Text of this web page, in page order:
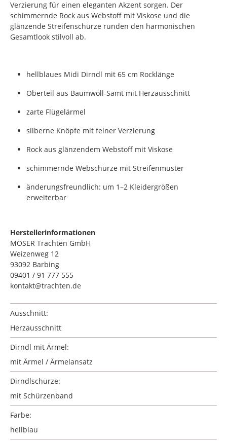
Verzierung für einen eleganten Akzent sorgen. Der
schimmernde Rock aus Webstoff mit Viskose und die
glänzende Streifenschürze runden den harmonischen
Gesamtlook stilvoll ab.
hellblaues Midi Dirndl mit 65 cm Rocklänge
Oberteil aus Baumwoll-Samt mit Herzausschnitt
zarte Flügelärmel
silberne Knöpfe mit feiner Verzierung
Rock aus glänzendem Webstoff mit Viskose
schimmernde Webschürze mit Streifenmuster
änderungsfreundlich: um 1–2 Kleidergrößen
erweiterbar
Herstellerinformationen
MOSER Trachten GmbH
Weizenweg 12
93092 Barbing
09401 / 91 777 555
kontakt@trachten.de
Ausschnitt:
Herzausschnitt
Dirndl mit Ärmel:
mit Ärmel / Ärmelansatz
Dirndlschürze:
mit Schürzenband
Farbe:
hellblau